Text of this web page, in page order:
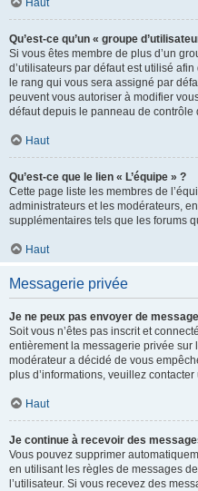
Haut
Qu’est-ce qu’un « groupe
Si vous êtes membre de plus d’un
d’utilisateurs par défaut est utilisé
le rang qui vous sera assigné par
peuvent vous autoriser à modifier
défaut depuis le panneau de contrôle
Haut
Qu’est-ce que le lien « L’équipe » ?
Cette page liste les membres de
administrateurs et les modérateurs,
supplémentaires tels que les forums
Haut
Messagerie privée
Je ne peux pas envoyer de
Soit vous n’êtes pas inscrit et
entièrement la messagerie privée sur
modérateur a décidé de vous
plus d’informations, veuillez
Haut
Je continue à recevoir des
Vous pouvez supprimer
en utilisant les règles de messages
l’utilisateur. Si vous recevez des